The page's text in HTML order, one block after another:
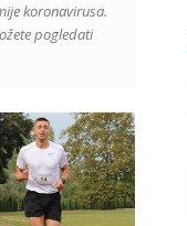
koronavirusa.
pogledati